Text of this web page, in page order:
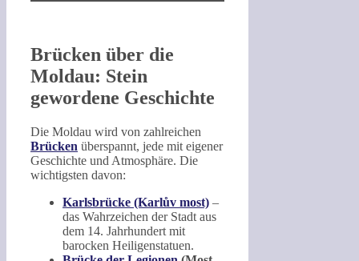
Brücken über die
Moldau: Stein
gewordene Geschichte
Die Moldau wird von zahlreichen
Brücken überspannt, jede mit eigener
Geschichte und Atmosphäre. Die
wichtigsten davon:
Karlsbrücke (Karlův most) –
das Wahrzeichen der Stadt aus
dem 14. Jahrhundert mit
barocken Heiligenstatuen.